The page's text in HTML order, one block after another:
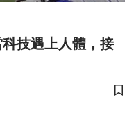
技遇上人體，接
儲